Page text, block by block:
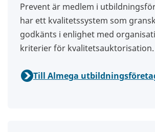
Prevent är medlem i
har ett kvalitetssystem som
godkänts i enlighet med
kriterier för kvalitetsauktorisation.
Till Almega